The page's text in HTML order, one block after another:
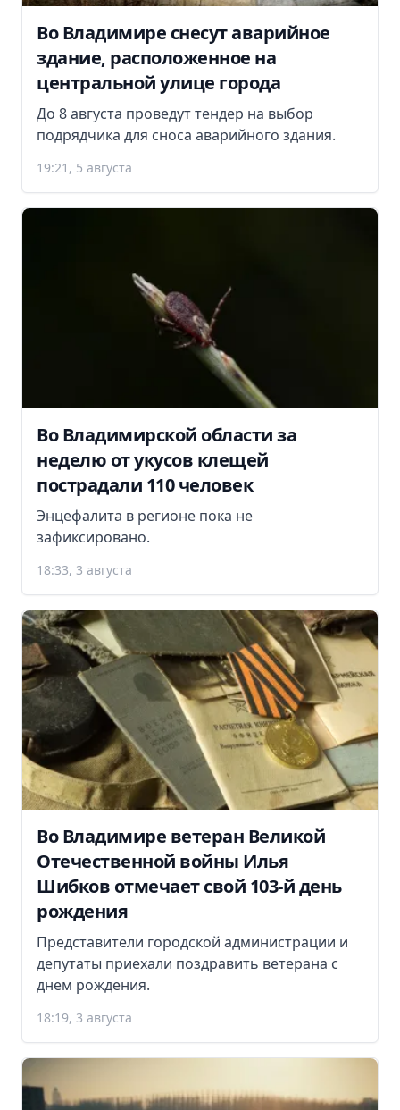
Во Владимире снесут аварийное
здание, расположенное на
центральной улице города
До 8 августа проведут тендер на выбор
подрядчика для сноса аварийного здания.
19:21, 5 августа
Во Владимирской области за
неделю от укусов клещей
пострадали 110 человек
Энцефалита в регионе пока не
зафиксировано.
18:33, 3 августа
Во Владимире ветеран Великой
Отечественной войны Илья
Шибков отмечает свой 103-й день
рождения
Представители городской администрации и
депутаты приехали поздравить ветерана с
днем рождения.
18:19, 3 августа